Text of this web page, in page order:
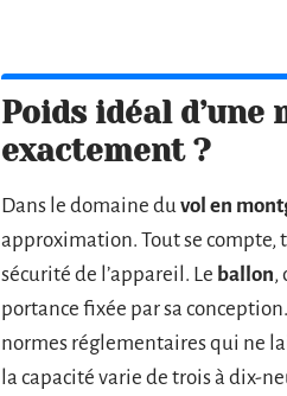
Poids idéal
exactement ?
Dans le domaine du vol en
approximation. Tout se compte,
sécurité de l’appareil. Le ballon,
portance fixée par sa
normes réglementaires qui ne
la capacité varie de trois à dix-